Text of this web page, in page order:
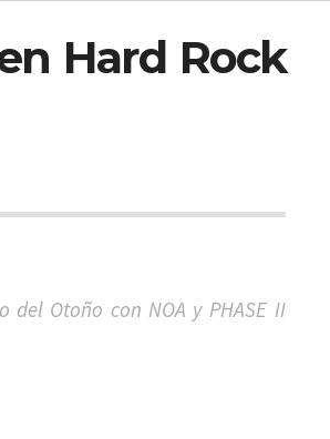
Hard Rock
Otoño con NOA y PHASE II